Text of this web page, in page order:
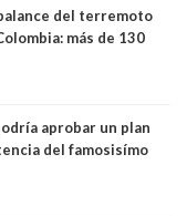
del terremoto
más de 130
destruídos
aprobar un plan
del famosisímo
por proyecto que
del Pehuenche